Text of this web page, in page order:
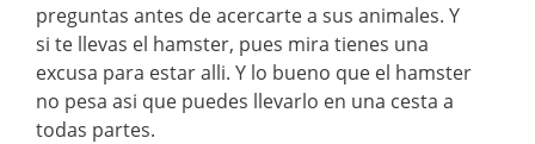
preguntas antes de acercarte a sus animales. Y
si te llevas el hamster, pues mira tienes una
excusa para estar alli. Y lo bueno que el hamster
no pesa asi que puedes llevarlo en una cesta a
todas partes.